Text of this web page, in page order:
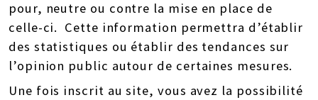
pour, neutre ou contre la mise en place de
celle-ci. Cette information permettra d’établir
des statistiques ou établir des tendances sur
l’opinion public autour de certaines mesures.
Une fois inscrit au site, vous avez la possibilité